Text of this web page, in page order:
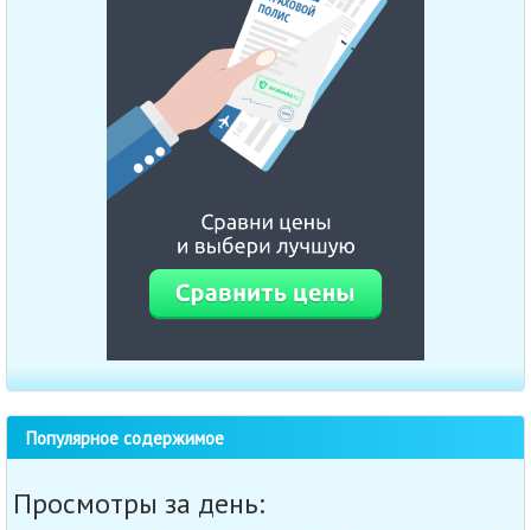
Популярное содержимое
Просмотры за день: